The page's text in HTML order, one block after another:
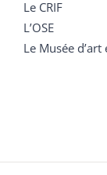
Le CRIF
L’OSE
Le Musée